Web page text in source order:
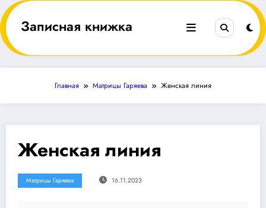
Перейти
к
содержимомуЗаписная книжка
Главная Матрицы Гаряева Женская линия
Женская линия
Матрицы Гаряева 16.11.2023